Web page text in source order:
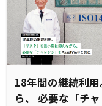
18年間の継続利
ら、 必要な「チ